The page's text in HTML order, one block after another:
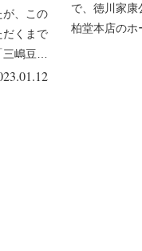
で、徳川家康
柏堂本店のホ
家康公に献
が、この
だくまで
嶋豆」